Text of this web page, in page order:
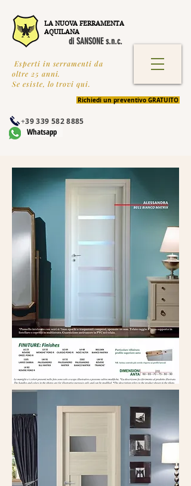
LA NUOVA FERRAMENTA
AQUILANA
di SANSONE s.n.c.
Esperti in serramenti da
oltre 25 anni.
Se esiste, lo trovi qui.
Richiedi un preventivo GRATUITO
+39 339 582 8885
Whatsapp